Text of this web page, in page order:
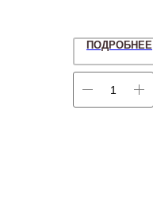
ПОДРОБНЕЕ